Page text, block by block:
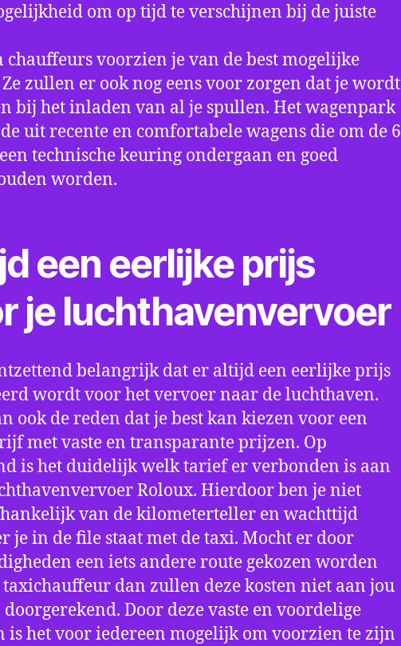
om op tijd te verschijnen bij de juiste
chauffeurs voorzien je van de best mogelijke
zullen er ook nog eens voor zorgen dat je wordt
bij het inladen van al je spullen. Het wagenpark
uit recente en comfortabele wagens die om de 6
technische keuring ondergaan en goed
worden.
een eerlijke prijs
je luchthavenvervoer
belangrijk dat er altijd een eerlijke prijs
wordt voor het vervoer naar de luchthaven.
ook de reden dat je best kan kiezen voor een
met vaste en transparante prijzen. Op
is het duidelijk welk tarief er verbonden is aan
Roloux. Hierdoor ben je niet
van de kilometerteller en wachttijd
je in de file staat met de taxi. Mocht er door
een iets andere route gekozen worden
taxichauffeur dan zullen deze kosten niet aan jou
Door deze vaste en voordelige
is het voor iedereen mogelijk om voorzien te zijn